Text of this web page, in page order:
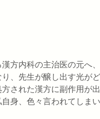
方内科の主治医の元へ
、先生が醸し出す光が
された漢方に副作用が
身、色々言われてしま